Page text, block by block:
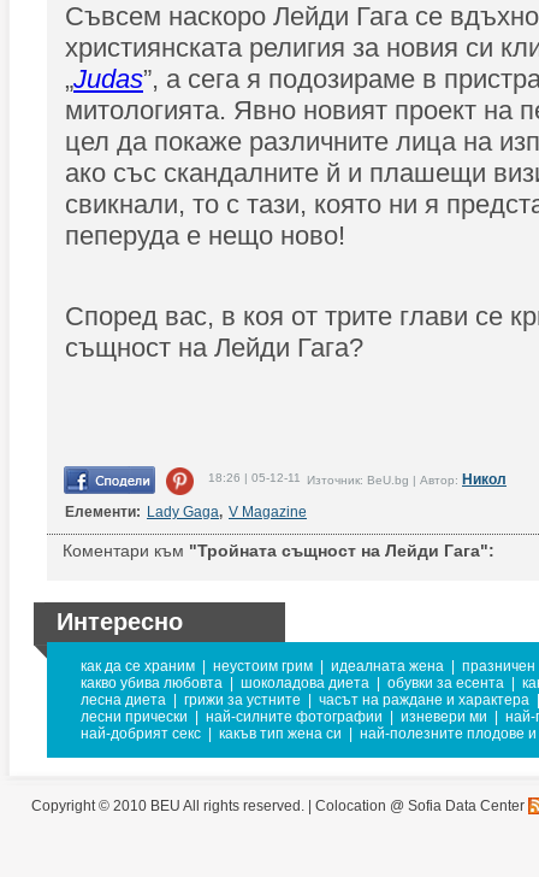
Съвсем наскоро Лейди Гага се
християнската религия за новия си
„Judas”, a сега я подозираме в
митологията. Явно новият проект на
цел да покаже различните лица на
ако със скандалните й и плашещи
свикнали, то с тази, която ни я
пеперуда е нещо ново!
Според вас, в коя от трите глави се
същност на Лейди Гага?
18:26 | 05-12-11 Източник: BeU.bg | Автор: Никол
Елементи: Lady Gaga, V Magazine
Коментари към "Тройната същност на Лейди Гага":
Интересно
как да се храним неустоим грим идеалната жена
празничен
какво убива любовта
шоколадова диета обувки за есента
лесна диета
грижи за устните часът на раждане и характера
лесни прически
най-силните фотографии изневери ми
най-
най-добрият секс
какъв тип жена си най-полезните плодове
Copyright © 2010 BEU All rights reserved. | Colocation @ Sofia Data Center